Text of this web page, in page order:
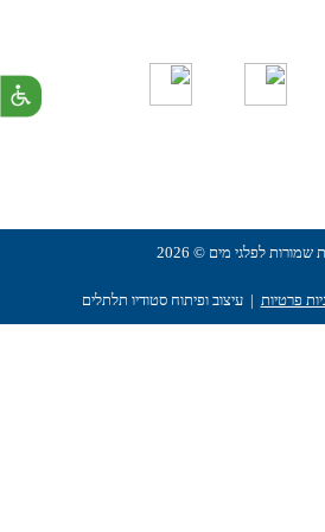
שמורות לפלגי מים © 2026
פרטיות | עיצוב ופיתוח סטודיו תלתלים